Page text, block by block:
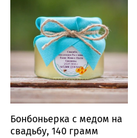
Бонбоньерка с медом на
свадьбу, 140 грамм